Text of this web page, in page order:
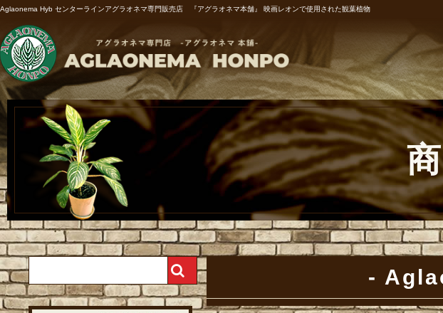
Aglaonema Hyb センターラインアグラオネマ専門販売店 『アグラオネマ本舗』 映画レオンで使用された観葉植物